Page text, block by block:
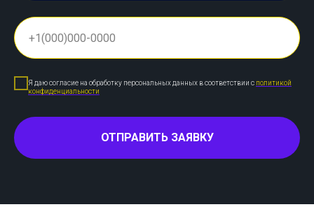
Я даю согласие на обработку персональных данных в соответствии с политикой
конфиденциальности
ОТПРАВИТЬ ЗАЯВКУ